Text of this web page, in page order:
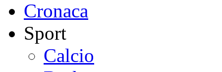
Cronaca
Sport
Calcio